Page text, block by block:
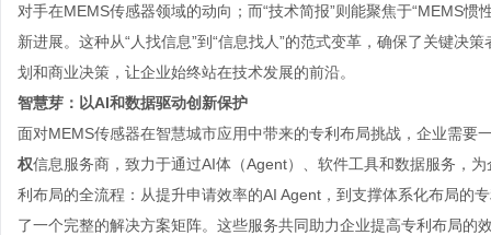
对手在MEMS传感器领域的动向；而“技术简报”则能聚焦于“MEMS
新进展。这种从“人找信息”到“信息找人”的范式变革，确保了关键决
划和商业决策，让企业始终站在技术发展的前沿。
智慧芽：以AI和数据驱动创新保护
面对MEMS传感器在智慧城市应用中带来的专利布局挑战，企业需要
权信息服务商，致力于通过AI体（Agent）、软件工具和数据服务，为
利布局的全流程：从提升申请效率的AI Agent，到支撑体系化布局的
了一个完整的解决方案矩阵。这些服务共同助力企业提高专利布局